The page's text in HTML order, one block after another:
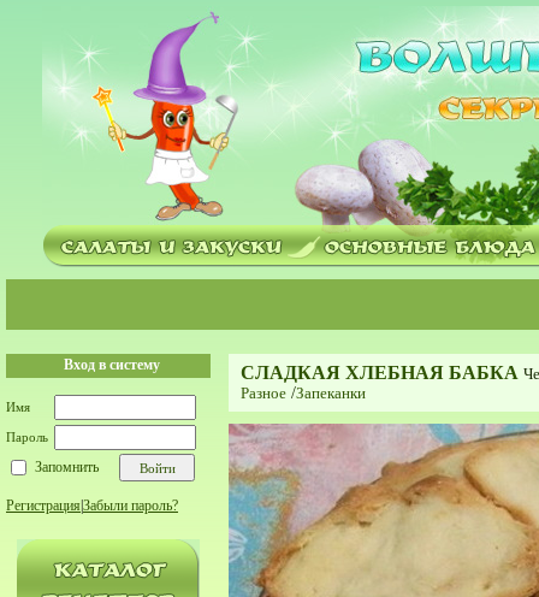
Вход в систему
Имя
Пароль
Запомнить
Регистрация Забыли пароль?
СЛАДКАЯ ХЛЕБНАЯ БАБКА
Разное /Запеканки